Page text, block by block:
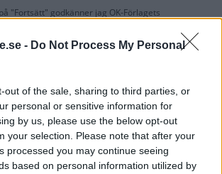
- Do Not Process My Personal
out of the sale, sharing to third parties, or
personal or sensitive information for
by us, please use the below opt-out
your selection. Please note that after your
processed you may continue seeing
based on personal information utilized by
"Fortsätt" godkänner jag OK-Förlagets
prenumerant på vår papperstidning?
prenumeration utan kostnad här.